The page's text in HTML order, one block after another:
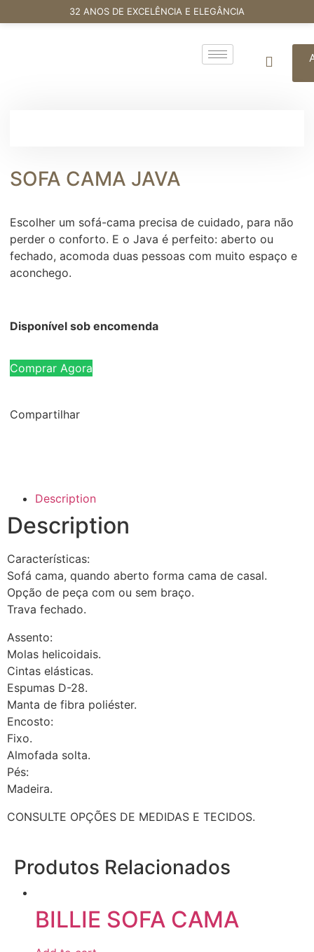
32 ANOS DE EXCELÊNCIA E ELEGÂNCIA
SOFA CAMA JAVA
Escolher um sofá-cama precisa de cuidado, para não
perder o conforto. E o Java é perfeito: aberto ou
fechado, acomoda duas pessoas com muito espaço e
aconchego.
Disponível sob encomenda
Comprar Agora
Compartilhar
Description
Description
Características:
Sofá cama, quando aberto forma cama de casal.
Opção de peça com ou sem braço.
Trava fechado.
Assento:
Molas helicoidais.
Cintas elásticas.
Espumas D-28.
Manta de fibra poliéster.
Encosto:
Fixo.
Almofada solta.
Pés:
Madeira.
CONSULTE OPÇÕES DE MEDIDAS E TECIDOS.
Produtos Relacionados
BILLIE SOFA CAMA